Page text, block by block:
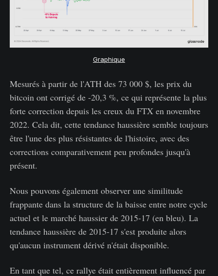
Graphique
Mesurés à partir de l'ATH des 73 000 $, les prix du
bitcoin ont corrigé de -20,3 %, ce qui représente la plus
forte correction depuis les creux du FTX en novembre
2022. Cela dit, cette tendance haussière semble toujours
être l'une des plus résistantes de l'histoire, avec des
corrections comparativement peu profondes jusqu'à
présent.
Nous pouvons également observer une similitude
frappante dans la structure de la baisse entre notre cycle
actuel et le marché haussier de 2015-17 (en bleu). La
tendance haussière de 2015-17 s'est produite alors
qu'aucun instrument dérivé n'était disponible.
En tant que tel, ce rallye était entièrement influencé par